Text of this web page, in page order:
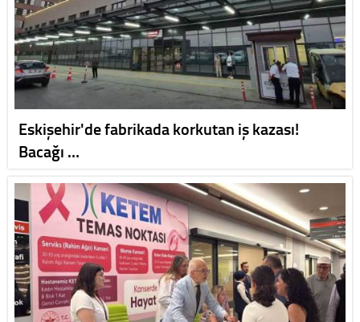
Eskişehir'de fabrikada korkutan iş kazası!
Bacağı …